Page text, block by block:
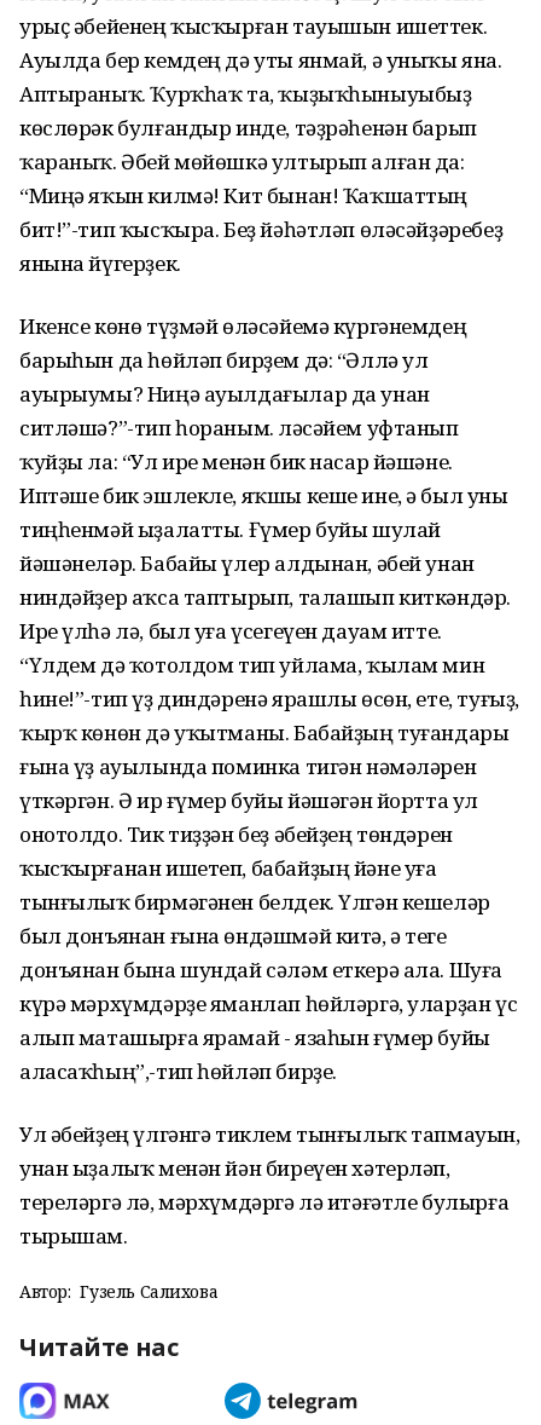
урыҫ әбейенең ҡысҡырған тауышын ишеттек.
Ауылда бер кемдең дә уты янмай, ә уныҡы яна.
Аптыраныҡ. Ҡурҡһаҡ та, ҡыҙыҡһыныуыбыҙ
көслөрәк булғандыр инде, тәҙрәһенән барып
ҡараныҡ. Әбей мөйөшкә ултырып алған да:
“Миңә яҡын килмә! Кит бынан! Ҡаҡшаттың
бит!”-тип ҡысҡыра. Беҙ йәһәтләп өләсәйҙәребеҙ
янына йүгерҙек.
Икенсе көнө түҙмәй өләсәйемә күргәнемдең
барыһын да һөйләп бирҙем дә: “Әллә ул
ауырыумы? Ниңә ауылдағылар да унан
ситләшә?”-тип һораным. Өләсәйем уфтанып
ҡуйҙы ла: “Ул ире менән бик насар йәшәне.
Иптәше бик эшлекле, яҡшы кеше ине, ә был уны
тиңһенмәй ыҙалатты. Ғүмер буйы шулай
йәшәнеләр. Бабайы үлер алдынан, әбей унан
ниндәйҙер аҡса таптырып, талашып киткәндәр.
Ире үлһә лә, был уға үсегеүен дауам итте.
“Үлдем дә ҡотолдом тип уйлама, ҡылам мин
һине!”-тип үҙ диндәренә ярашлы өсөн, ете, туғыҙ,
ҡырҡ көнөн дә уҡытманы. Бабайҙың туғандары
ғына үҙ ауылында поминка тигән нәмәләрен
үткәргән. Ә ир ғүмер буйы йәшәгән йортта ул
онотолдо. Тик тиҙҙән беҙ әбейҙең төндәрен
ҡысҡырғанан ишетеп, бабайҙың йәне уға
тынғылыҡ бирмәгәнен белдек. Үлгән кешеләр
был донъянан ғына өндәшмәй китә, ә теге
донъянан бына шундай сәләм еткерә ала. Шуға
күрә мәрхүмдәрҙе яманлап һөйләргә, уларҙан үс
алып маташырға ярамай - язаһын ғүмер буйы
аласаҡһың”,-тип һөйләп бирҙе.
Ул әбейҙең үлгәнгә тиклем тынғылыҡ тапмауын,
унан ыҙалыҡ менән йән биреүен хәтерләп,
тереләргә лә, мәрхүмдәргә лә итәғәтле булырға
тырышам.
Автор: Гузель Салихова
Читайте нас